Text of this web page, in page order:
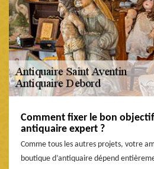
Comment fixer le bon
antiquaire expert ?
Comme tous les autres projets, votre
boutique d’antiquaire dépend